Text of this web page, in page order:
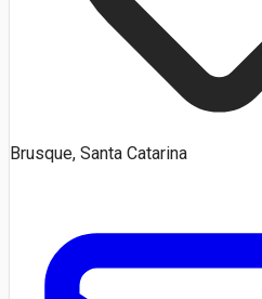
Brusque, Santa Catarina